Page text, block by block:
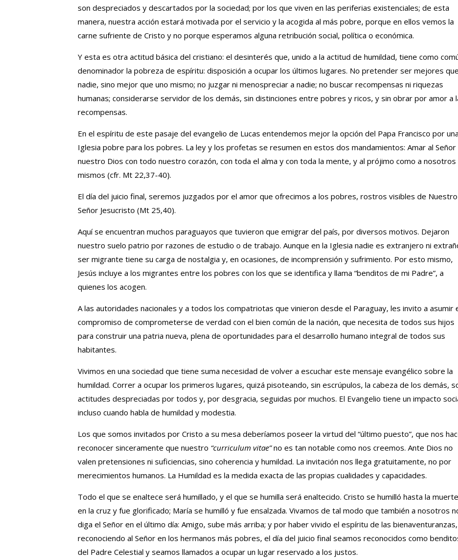
son despreciados y descartados por la sociedad; por los que viven en las periferias existenciales; de esta
manera, nuestra acción estará motivada por el servicio y la acogida al más pobre, porque en ellos vemos la
carne sufriente de Cristo y no porque esperamos alguna retribución social, política o económica.
Y esta es otra actitud básica del cristiano: el desinterés que, unido a la actitud de humildad, tiene como
denominador la pobreza de espíritu: disposición a ocupar los últimos lugares. No pretender ser mejores
nadie, sino mejor que uno mismo; no juzgar ni menospreciar a nadie; no buscar recompensas ni riquezas
humanas; considerarse servidor de los demás, sin distinciones entre pobres y ricos, y sin obrar por amor a
recompensas.
En el espíritu de este pasaje del evangelio de Lucas entendemos mejor la opción del Papa Francisco por
Iglesia pobre para los pobres. La ley y los profetas se resumen en estos dos mandamientos: Amar al Señor
nuestro Dios con todo nuestro corazón, con toda el alma y con toda la mente, y al prójimo como a nosotros
mismos (cfr. Mt 22,37-40).
El día del juicio final, seremos juzgados por el amor que ofrecimos a los pobres, rostros visibles de Nuestro
Señor Jesucristo (Mt 25,40).
Aquí se encuentran muchos paraguayos que tuvieron que emigrar del país, por diversos motivos. Dejaron
nuestro suelo patrio por razones de estudio o de trabajo. Aunque en la Iglesia nadie es extranjero ni
ser migrante tiene su carga de nostalgia y, en ocasiones, de incomprensión y sufrimiento. Por esto mismo,
Jesús incluye a los migrantes entre los pobres con los que se identifica y llama “benditos de mi Padre”, a
quienes los acogen.
A las autoridades nacionales y a todos los compatriotas que vinieron desde el Paraguay, les invito a asumir
compromiso de comprometerse de verdad con el bien común de la nación, que necesita de todos sus hijos
para construir una patria nueva, plena de oportunidades para el desarrollo humano integral de todos sus
habitantes.
Vivimos en una sociedad que tiene suma necesidad de volver a escuchar este mensaje evangélico sobre la
humildad. Correr a ocupar los primeros lugares, quizá pisoteando, sin escrúpulos, la cabeza de los demás,
actitudes despreciadas por todos y, por desgracia, seguidas por muchos. El Evangelio tiene un impacto
incluso cuando habla de humildad y modestia.
Los que somos invitados por Cristo a su mesa deberíamos poseer la virtud del “último puesto”, que nos
reconocer sinceramente que nuestro “curriculum vitae”no es tan notable como nos creemos. Ante Dios no
valen pretensiones ni suficiencias, sino coherencia y humildad. La invitación nos llega gratuitamente, no por
merecimientos humanos. La Humildad es la medida exacta de las propias cualidades y capacidades.
Todo el que se enaltece será humillado, y el que se humilla será enaltecido. Cristo se humilló hasta la muerte
en la cruz y fue glorificado; María se humilló y fue ensalzada. Vivamos de tal modo que también a nosotros
diga el Señor en el último día: Amigo, sube más arriba; y por haber vivido el espíritu de las bienaventuranzas,
reconociendo al Señor en los hermanos más pobres, el día del juicio final seamos reconocidos como
del Padre Celestial y seamos llamados a ocupar un lugar reservado a los justos.